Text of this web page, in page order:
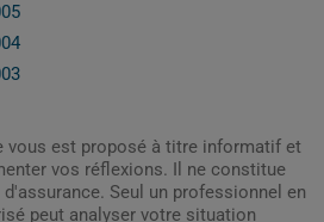
vous est proposé à titre informatif et
vos réflexions. Il ne constitue
Seul un professionnel en
peut analyser votre situation